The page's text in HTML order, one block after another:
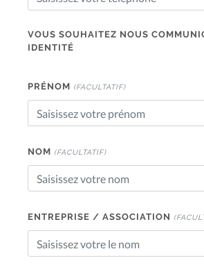
VOUS SOUHAITEZ NOUS
IDENTITÉ
PRÉNOM (FACULTATIF)
NOM (FACULTATIF)
ENTREPRISE / ASSOCIATION